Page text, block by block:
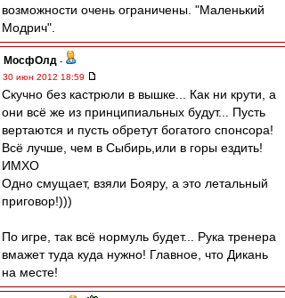
возможности очень ограничены. "Маленький
Модрич".
МосфОлд -
30 июн 2012 18:59
Скучно без кастрюли в вышке... Как ни крути, а
они всё же из принципиальных будут... Пусть
вертаются и пусть обретут богатого спонсора!
Всё лучше, чем в Сыбирь,или в горы ездить!
ИМХО
Одно смущает, взяли Бояру, а это летальный
приговор!)))
По игре, так всё нормуль будет... Рука тренера
вмажет туда куда нужно! Главное, что Дикань
на месте!